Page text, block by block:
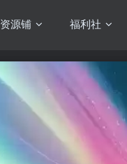
资源铺 福利社